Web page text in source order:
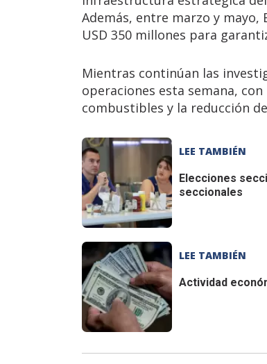
Además, entre marzo y
USD 350 millones para
Mientras continúan las
operaciones esta semana,
combustibles y la reducción
LEE TAMBIÉN
Elecciones
seccionales
LEE TAMBIÉN
Actividad